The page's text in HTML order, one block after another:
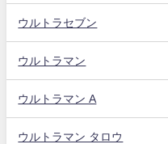
ウルトラセブン
ウルトラマン
ウルトラマン A
ウルトラマン タロウ